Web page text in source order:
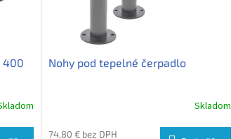
400
Nohy pod tepelné čerpadlo
Skladom
74,80 € bez DPH